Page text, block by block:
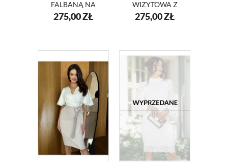
FALBANĄ NA
WESELE KM66K-
13 BEŻ
275,00ZŁ
WIZYTOWA Z
FALBANĄ NA
WESELE BEŻOWY
275,00ZŁ